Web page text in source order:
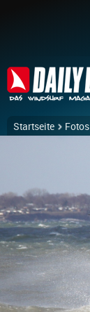
Startseite Fotos